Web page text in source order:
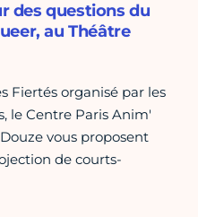
des questions du
au Théâtre
Fiertés organisé par les
le Centre Paris Anim'
vous proposent
de courts-